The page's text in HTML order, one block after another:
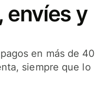
envíes y
en más de 40
siempre que lo